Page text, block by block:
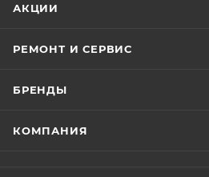
АКЦИИ
РЕМОНТ И СЕРВИС
БРЕНДЫ
КОМПАНИЯ